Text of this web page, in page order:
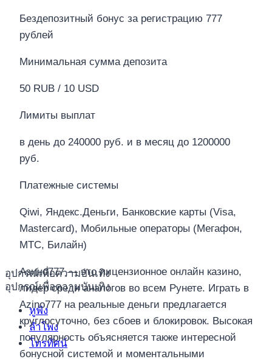
อุปกรณ์เพื่อความบันเทิง
อุปกรณ์เพื่อความบันเทิง
หูฟัง
ลำโพง
โทรทัศน์
Бездепозитный бонус за регистрацию 777
рублей
Минимальная сумма депозита
50 RUB / 10 USD
Лимиты выплат
в день до 240000 руб. и в месяц до 1200000
руб.
Платежные системы
Qiwi, Яндекс.Деньги, Банковские карты (Visa,
Mastercard), Мобильные операторы (Мегафон,
МТС, Билайн)
Азино777 — это лицензионное онлайн казино,
лидер среди аналогов во всем Рунете. Играть в
Azino777 на реальные деньги предлагается
круглосуточно, без сбоев и блокировок. Высокая
популярность объясняется также интересной
бонусной системой и моментальными